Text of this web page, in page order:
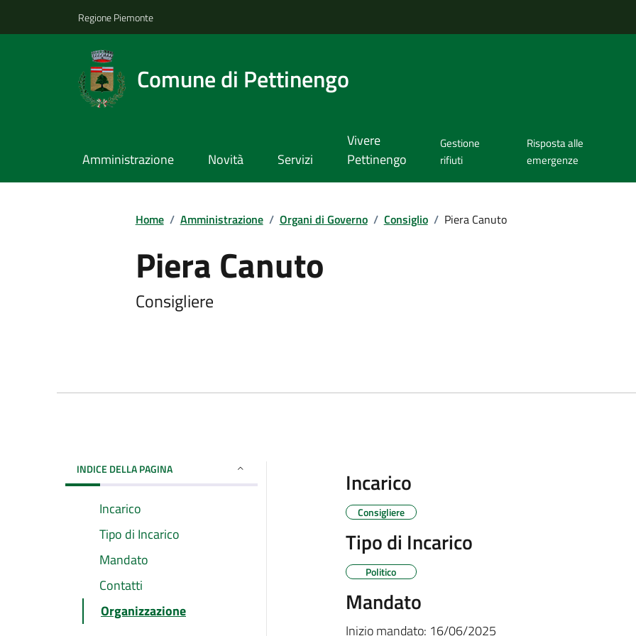
Regione Piemonte
Comune di Pettinengo
Amministrazione Novità Servizi
Vivere
Pettinengo
Gestione
rifiuti
Risposta alle
emergenze
Home / Amministrazione / Organi di Governo / Consiglio / Piera Canuto
Piera Canuto
Consigliere
INDICE DELLA PAGINA
Incarico
Tipo di Incarico
Mandato
Contatti
Organizzazione
Incarico
Consigliere
Tipo di Incarico
Politico
Mandato
Inizio mandato: 16/06/2025